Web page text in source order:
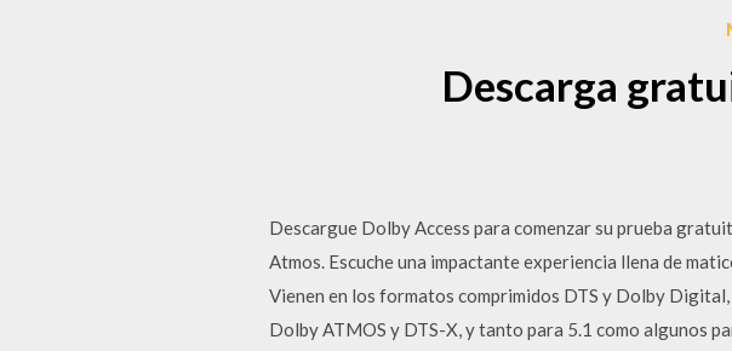
Descarga
Descargue Dolby Access para comenzar su prueba
Atmos. Escuche una impactante experiencia llena de
Vienen en los formatos comprimidos DTS y Dolby
Dolby ATMOS y DTS-X, y tanto para 5.1 como algunos